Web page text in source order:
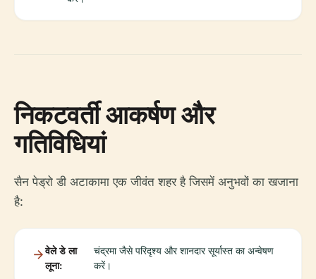
निकटवर्ती आकर्षण और
गतिविधियां
सैन पेड्रो डी अटाकामा एक जीवंत शहर है जिसमें अनुभवों का खजाना
है:
वेले डे ला
लूना:
चंद्रमा जैसे परिदृश्य और शानदार सूर्यास्त का अन्वेषण
करें।